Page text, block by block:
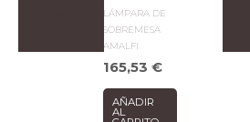
LÁMPARA DE
SOBREMESA
AMALFI
165,53€
AÑADIR
AL